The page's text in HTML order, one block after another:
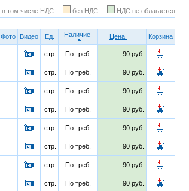
в том числе НДС без НДС
НДС не облагается
Фото Видео Ед. Наличие Цена Корзина
стр. По треб. 90 руб.
стр. По треб. 90 руб.
стр. По треб. 90 руб.
стр. По треб. 90 руб.
стр. По треб. 90 руб.
стр. По треб. 90 руб.
стр. По треб. 90 руб.
стр. По треб. 90 руб.